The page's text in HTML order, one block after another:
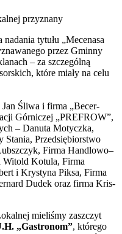
przyznany
tytułu „Mecenasa
przez Gminny
– za szczególną
które miały na celu
Śliwa i firma „Becer-
Górniczej „PREFROW”,
– Danuta Motyczka,
Stania, Przedsiębiorstwo
Firma Handlowo–
Kotula, Firma
i Krystyna Piksa, Firma
Dudek oraz firma Kris-
mieliśmy zaszczyt
„Gastronom”, którego